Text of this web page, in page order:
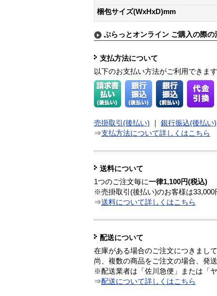
梱包サイズ(WxHxD)mm
ぷらっとオンライン ご購入の際の
支払方法について
以下のお支払い方法がご利用できます
売掛取引(後払い) ｜ 銀行振込(後払い)
⇒支払方法について詳しくはこちら
送料について
1つのご注文毎に一律1,100円(税込)
※売掛取引(後払い)のお客様は33,000
⇒送料について詳しくはこちら
配送について
在庫がある場合のご注文につきまし
尚、複数の商品をご注文の場合、発
※配送業者は「佐川急便」または「
⇒配送について詳しくはこちら